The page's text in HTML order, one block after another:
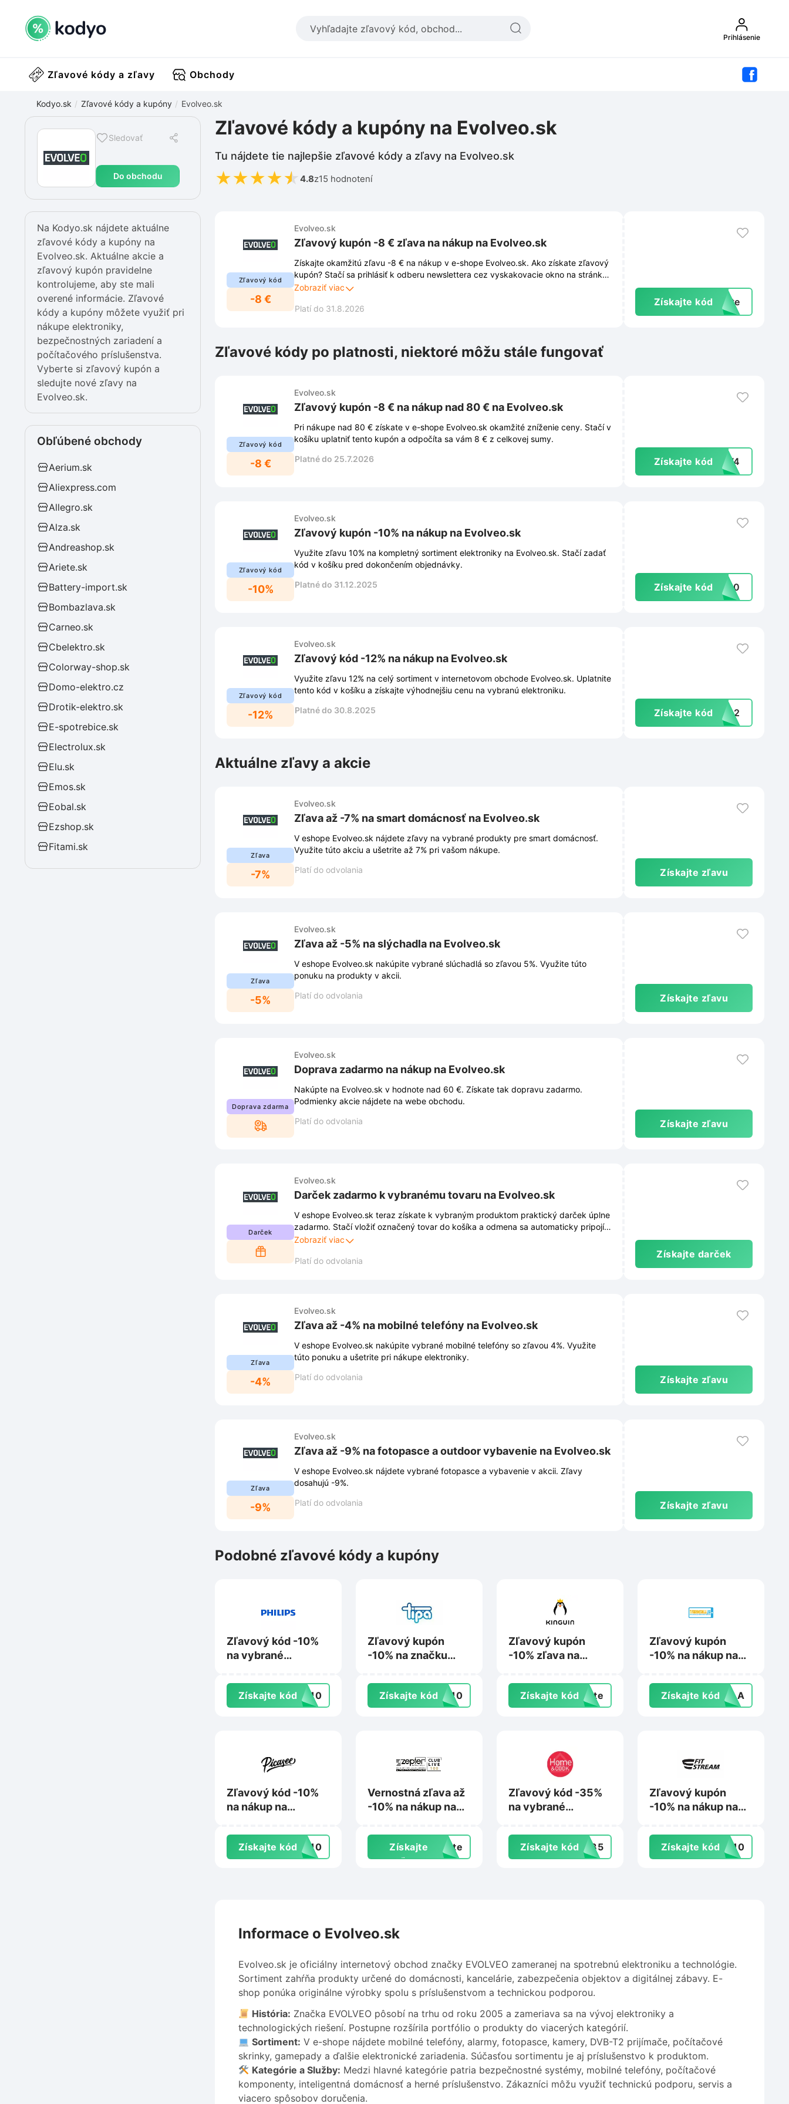
Prihlásenie
Zľavové kódy a zľavy Obchody
Kodyo.sk Zľavové kódy a kupóny Evolveo.sk
Sledovať
Do obchodu
Zľavové kódy a kupóny na Evolveo.sk
Tu nájdete tie najlepšie zľavové kódy a zľavy na Evolveo.sk
★★★★★ 4.8z15 hodnotení
Na Kodyo.sk nájdete aktuálne
zľavové kódy a kupóny na
Evolveo.sk. Aktuálne akcie a
zľavový kupón pravidelne
kontrolujeme, aby ste mali
overené informácie. Zľavové
kódy a kupóny môžete využiť pri
nákupe elektroniky,
bezpečnostných zariadení a
počítačového príslušenstva.
Vyberte si zľavový kupón a
sledujte nové zľavy na
Evolveo.sk.
Obľúbené obchody
Aerium.sk
Aliexpress.com
Allegro.sk
Alza.sk
Andreashop.sk
Ariete.sk
Battery-import.sk
Bombazlava.sk
Carneo.sk
Cbelektro.sk
Colorway-shop.sk
Domo-elektro.cz
Drotik-elektro.sk
E-spotrebice.sk
Electrolux.sk
Elu.sk
Emos.sk
Eobal.sk
Ezshop.sk
Fitami.sk
Zľavový kód
-8 €
Evolveo.sk
Zľavový kupón -8 € zľava na nákup na Evolveo.sk
Získajte okamžitú zľavu -8 € na nákup v e-shope Evolveo.sk. Ako získate zľavový
kupón? Stačí sa prihlásiť k odberu newslettera cez vyskakovacie okno na stránke.
Vďaka tomu vám neuniknú žiadne novinky, zľavy ani exkluzívne ponuky.
Zobraziť viac
Platí do 31.8.2026
Získajte kód exte
Zľavové kódy po platnosti, niektoré môžu stále fungovať
Zľavový kód
-8 €
Evolveo.sk
Zľavový kupón -8 € na nákup nad 80 € na Evolveo.sk
Pri nákupe nad 80 € získate v e-shope Evolveo.sk okamžité zníženie ceny. Stačí v
košíku uplatniť tento kupón a odpočíta sa vám 8 € z celkovej sumy.
Platné do 25.7.2026
Získajte kódCLW4
Zľavový kód
-10%
Evolveo.sk
Zľavový kupón -10% na nákup na Evolveo.sk
Využite zľavu 10% na kompletný sortiment elektroniky na Evolveo.sk. Stačí zadať
kód v košíku pred dokončením objednávky.
Platné do 31.12.2025
Získajte kód VO10
Zľavový kód
-12%
Evolveo.sk
Zľavový kód -12% na nákup na Evolveo.sk
Využite zľavu 12% na celý sortiment v internetovom obchode Evolveo.sk. Uplatnite
tento kód v košíku a získajte výhodnejšiu cenu na vybranú elektroniku.
Platné do 30.8.2025
Získajte kód pon2
Aktuálne zľavy a akcie
Zľava
-7%
Evolveo.sk
Zľava až -7% na smart domácnosť na Evolveo.sk
V eshope Evolveo.sk nájdete zľavy na vybrané produkty pre smart domácnosť.
Využite túto akciu a ušetrite až 7% pri vašom nákupe.
Platí do odvolania
Získajte zľavu
Zľava
-5%
Evolveo.sk
Zľava až -5% na slýchadla na Evolveo.sk
V eshope Evolveo.sk nakúpite vybrané slúchadlá so zľavou 5%. Využite túto
ponuku na produkty v akcii.
Platí do odvolania
Získajte zľavu
Doprava zdarma
Evolveo.sk
Doprava zadarmo na nákup na Evolveo.sk
Nakúpte na Evolveo.sk v hodnote nad 60 €. Získate tak dopravu zadarmo.
Podmienky akcie nájdete na webe obchodu.
Platí do odvolania
Získajte zľavu
Darček
Evolveo.sk
Darček zadarmo k vybranému tovaru na Evolveo.sk
V eshope Evolveo.sk teraz získate k vybraným produktom praktický darček úplne
zadarmo. Stačí vložiť označený tovar do košíka a odmena sa automaticky pripojí k
objednávke. Využite túto limitovanú akciu a doprajte si niečo navyše pri každom
Zobraziť viac
Platí do odvolania
Získajte darček
Zľava
-4%
Evolveo.sk
Zľava až -4% na mobilné telefóny na Evolveo.sk
V eshope Evolveo.sk nakúpite vybrané mobilné telefóny so zľavou 4%. Využite
túto ponuku a ušetrite pri nákupe elektroniky.
Platí do odvolania
Získajte zľavu
Zľava
-9%
Evolveo.sk
Zľava až -9% na fotopasce a outdoor vybavenie na Evolveo.sk
V eshope Evolveo.sk nájdete vybrané fotopasce a vybavenie v akcii. Zľavy
dosahujú -9%.
Platí do odvolania
Získajte zľavu
Podobné zľavové kódy a kupóny
Zľavový kód -10%
na vybrané
eshop.sk
Získajte kódTO10
Zľavový kupón
-10% na značku
Získajte kódFT10
Zľavový kupón
-10% zľava na
Kinguin.net
Získajte kód exte
Zľavový kupón
-10% na nákup na
Získajte kódSKLA
Zľavový kód -10%
na nákup na
Získajte kódEE10
Vernostná zľava až
-10% na nákup na
Získajte
zľavu
exte
Zľavový kód -35%
na vybrané
Homeandcook.sk
Získajte kódVA35
Zľavový kupón
-10% na nákup na
Získajte kóder10
Informace o Evolveo.sk
Evolveo.sk je oficiálny internetový obchod značky EVOLVEO zameranej na spotrebnú elektroniku a technológie.
Sortiment zahŕňa produkty určené do domácnosti, kancelárie, zabezpečenia objektov a digitálnej zábavy. E-
shop ponúka originálne výrobky spolu s príslušenstvom a technickou podporou.
História: Značka EVOLVEO pôsobí na trhu od roku 2005 a zameriava sa na vývoj elektroniky a
technologických riešení. Postupne rozšírila portfólio o produkty do viacerých kategórií.
Sortiment: V e-shope nájdete mobilné telefóny, alarmy, fotopasce, kamery, DVB-T2 prijímače, počítačové
skrinky, gamepady a ďalšie elektronické zariadenia. Súčasťou sortimentu je aj príslušenstvo k produktom.
Kategórie a Služby: Medzi hlavné kategórie patria bezpečnostné systémy, mobilné telefóny, počítačové
komponenty, inteligentná domácnosť a herné príslušenstvo. Zákazníci môžu využiť technickú podporu, servis a
viacero spôsobov doručenia.